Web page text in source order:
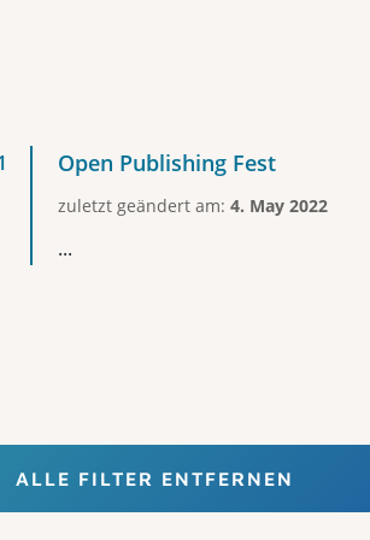
Open Publishing Fest
zuletzt geändert am: 4. May 2022
...
ALLE FILTER ENTFERNEN